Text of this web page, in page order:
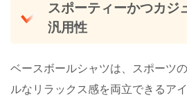
スポーティーかつカジ
汎用性
ベースボールシャツは、スポーツ
ルなリラックス感を両立できるアイ